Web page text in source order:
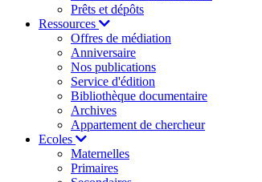
Prêts et dépôts
Ressources
Offres de médiation
Anniversaire
Nos publications
Service d'édition
Bibliothèque documentaire
Archives
Appartement de chercheur
Ecoles
Maternelles
Primaires